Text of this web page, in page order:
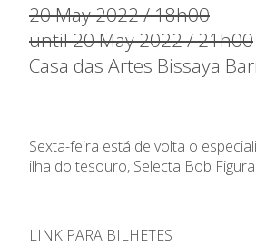
20 May 2022 / 18h00
until 20 May 2022 / 21h00
Casa das Artes Bissaya
Sexta-feira está de volta o
ilha do tesouro, Selecta Bob
LINK PARA BILHETES